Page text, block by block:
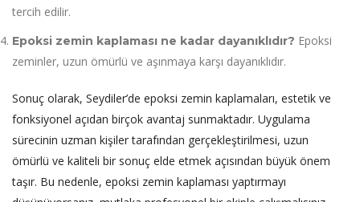
tercih edilir.
Epoksi zemin kaplaması ne kadar dayanıklıdır? Epoksi
zeminler, uzun ömürlü ve aşınmaya karşı dayanıklıdır.
Sonuç olarak, Seydiler’de epoksi zemin kaplamaları, estetik ve
fonksiyonel açıdan birçok avantaj sunmaktadır. Uygulama
sürecinin uzman kişiler tarafından gerçekleştirilmesi, uzun
ömürlü ve kaliteli bir sonuç elde etmek açısından büyük önem
taşır. Bu nedenle, epoksi zemin kaplaması yaptırmayı